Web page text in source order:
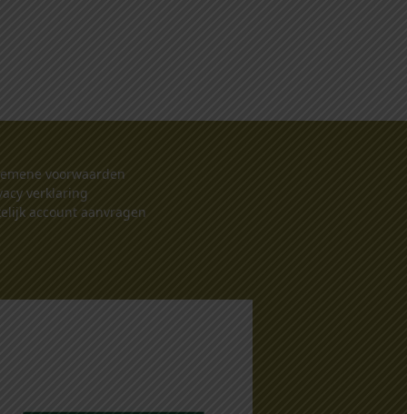
voorwaarden
verklaring
account aanvragen